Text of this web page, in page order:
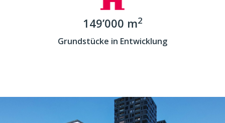
149’000 m2
Grundstücke in Entwicklung